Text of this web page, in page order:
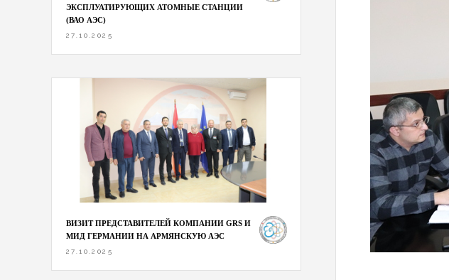
ЭКСПЛУАТИРУЮЩИХ АТОМНЫЕ СТАНЦИИ
(ВАО АЭС)
27.10.2025
ВИЗИТ ПРЕДСТАВИТЕЛЕЙ КОМПАНИИ GRS И
МИД ГЕРМАНИИ НА АРМЯНСКУЮ АЭС
27.10.2025